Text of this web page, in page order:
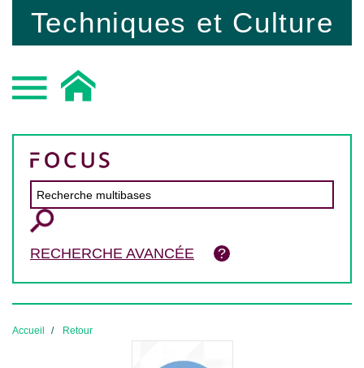
Techniques et Culture
RECHERCHE AVANCÉE
Accueil Retour